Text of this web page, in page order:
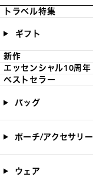
トラベル特集
ギフト
新作
エッセンシャル10周年
ベストセラー
バッグ
ポーチ/アクセサリー
ウェア